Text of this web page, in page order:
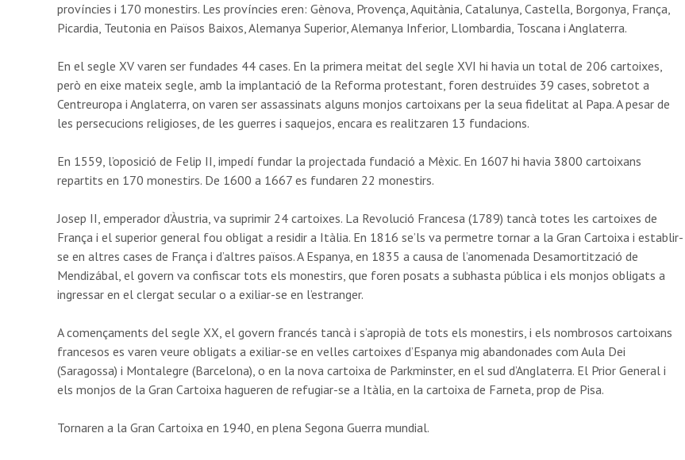
províncies i 170 monestirs. Les províncies eren: Gènova, Provença, Aquitània, Catalunya, Castella, Borgonya, França,
Picardia, Teutonia en Països Baixos, Alemanya Superior, Alemanya Inferior, Llombardia, Toscana i Anglaterra.
En el segle XV varen ser fundades 44 cases. En la primera meitat del segle XVI hi havia un total de 206 cartoixes,
però en eixe mateix segle, amb la implantació de la Reforma protestant, foren destruïdes 39 cases, sobretot a
Centreuropa i Anglaterra, on varen ser assassinats alguns monjos cartoixans per la seua fidelitat al Papa. A pesar de
les persecucions religioses, de les guerres i saquejos, encara es realitzaren 13 fundacions.
En 1559, l’oposició de Felip II, impedí fundar la projectada fundació a Mèxic. En 1607 hi havia 3800 cartoixans
repartits en 170 monestirs. De 1600 a 1667 es fundaren 22 monestirs.
Josep II, emperador d’Àustria, va suprimir 24 cartoixes. La Revolució Francesa (1789) tancà totes les cartoixes de
França i el superior general fou obligat a residir a Itàlia. En 1816 se’ls va permetre tornar a la Gran Cartoixa i establir-
se en altres cases de França i d’altres països. A Espanya, en 1835 a causa de l’anomenada Desamortització de
Mendizábal, el govern va confiscar tots els monestirs, que foren posats a subhasta pública i els monjos obligats a
ingressar en el clergat secular o a exiliar-se en l’estranger.
A començaments del segle XX, el govern francés tancà i s’apropià de tots els monestirs, i els nombrosos cartoixans
francesos es varen veure obligats a exiliar-se en velles cartoixes d’Espanya mig abandonades com Aula Dei
(Saragossa) i Montalegre (Barcelona), o en la nova cartoixa de Parkminster, en el sud d’Anglaterra. El Prior General i
els monjos de la Gran Cartoixa hagueren de refugiar-se a Itàlia, en la cartoixa de Farneta, prop de Pisa.
Tornaren a la Gran Cartoixa en 1940, en plena Segona Guerra mundial.